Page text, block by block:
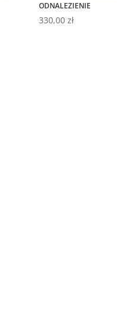
ODNALEZIENIE
330,00 zł